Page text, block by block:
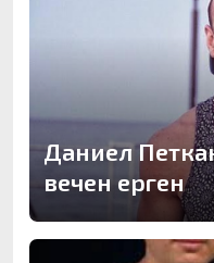
Даниел
вечен ерген